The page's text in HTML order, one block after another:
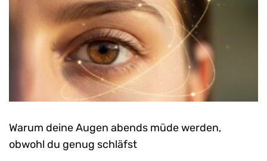
Warum deine Augen abends müde werden,
obwohl du genug schläfst